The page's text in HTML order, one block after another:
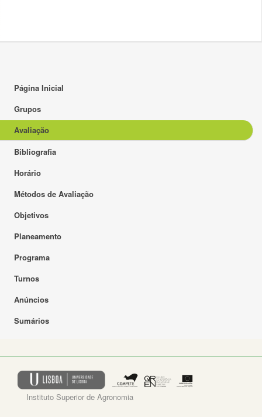
Página Inicial
Grupos
Avaliação
Bibliografia
Horário
Métodos de Avaliação
Objetivos
Planeamento
Programa
Turnos
Anúncios
Sumários
Instituto Superior de Agronomia